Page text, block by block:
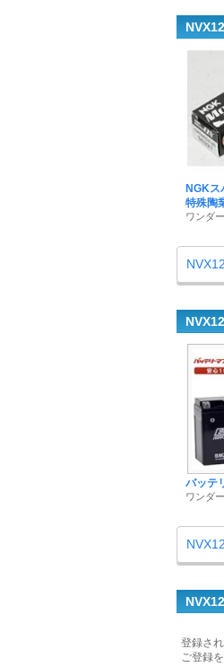
NGKス
特殊陶
ワンダ
バッテ
ワンダ
登録さ
ご登録